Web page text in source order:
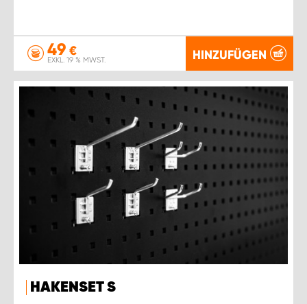
49 €
EXKL. 19 % MWST. HINZUFÜGEN
HAKENSET S